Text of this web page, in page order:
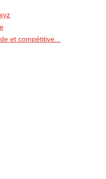
et compétitive...